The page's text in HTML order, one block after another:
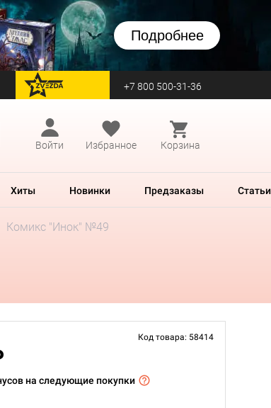
Подробнее
перейти на Zvezda +7 800 500-31-36
Войти
Избранное Корзина
Хиты Новинки Предзаказы Статьи
Комикс "Инок" №49
Код товара: 58414
на следующие покупки